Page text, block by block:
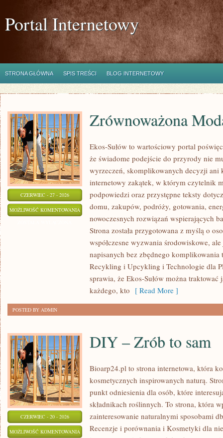
Portal Internetowy
STRONA GŁÓWNA SPIS TREŚCI BLOG INTERNETOWY
CZERWIEC - 27 - 2026
MOŻLIWOŚĆ KOMENTOWANIA ZRÓWNOWAŻONA
MODA
Zrównoważona
Ekos-Sułów to wartościowy portal
że świadome podejście do przyrody nie
wyrzeczeń, skomplikowanych decyzji ani
internetowy zakątek, w którym czytelnik
podpowiedzi oraz przystępne teksty
domu, zakupów, podróży, gotowania,
nowoczesnych rozwiązań wspierających
Strona została przygotowana z myślą o
współczesne wyzwania środowiskowe,
napisanych bez zbędnego komplikowania
Recykling i Upcykling i Technologie dla
sprawia, że Ekos-Sułów można
każdego, kto [ Read More ]
POSTED BY ADMIN
CZERWIEC - 20 - 2026
MOŻLIWOŚĆ KOMENTOWANIA
DIY – Zrób to sam
Bioarp24.pl to strona internetowa, która
kosmetycznych inspirowanych naturą.
punkt odniesienia dla osób, które
składnikach roślinnych. To strona, która
zainteresowanie naturalnymi sposobami
Recenzje i porównania i Kosmetyki dla